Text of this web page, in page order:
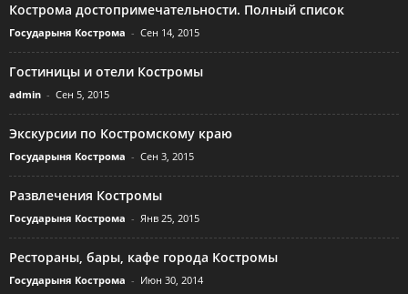
Кострома достопримечательности. Полный список
Государыня Кострома - Сен 14, 2015
Гостиницы и отели Костромы
admin - Сен 5, 2015
Экскурсии по Костромскому краю
Государыня Кострома - Сен 3, 2015
Развлечения Костромы
Государыня Кострома - Янв 25, 2015
Рестораны, бары, кафе города Костромы
Государыня Кострома - Июн 30, 2014